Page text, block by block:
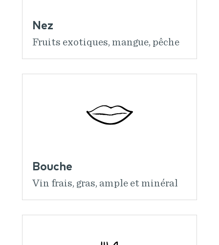
Nez
Fruits exotiques, mangue, pêche
Bouche
Vin frais, gras, ample et minéral